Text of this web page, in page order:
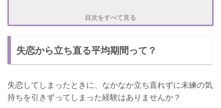
元彼の悪いところをメモに書く
失恋から復活するきっかけって？
目次をすべて見る
失恋から立ち直る平均期間って？
失恋してしまったときに、なかなか立ち直れずに未練の気
持ちを引きずってしまった経験はありませんか？